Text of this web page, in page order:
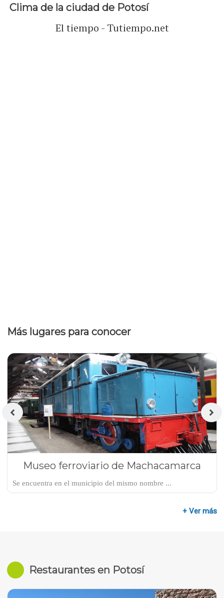
Clima de la ciudad de Potosí
El tiempo - Tutiempo.net
Más lugares para conocer
Museo ferroviario de Machacamarca
Se encuentra en el municipio del mismo nombre ...
+ Ver más
Restaurantes en Potosí